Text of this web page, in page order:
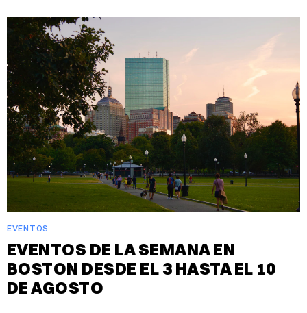
EVENTOS
EVENTOS DE LA SEMANA EN
BOSTON DESDE EL 3 HASTA EL 10
DE AGOSTO